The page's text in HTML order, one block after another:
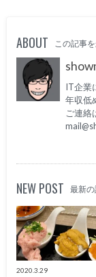
ABOUT この記事
IT企業
年収低
ご連絡
NEW POST 最新
2020.3.29